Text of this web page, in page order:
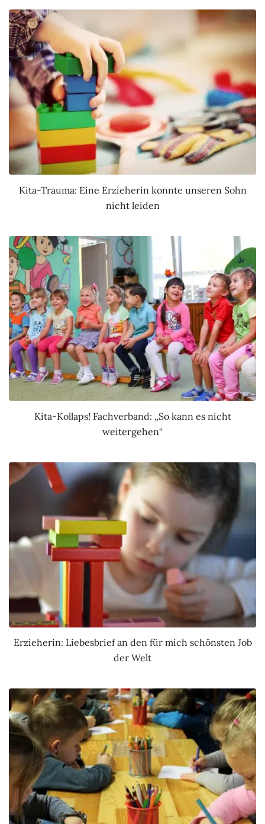
Kita-Trauma: Eine Erzieherin konnte unseren Sohn
nicht leiden
Kita-Kollaps! Fachverband: „So kann es nicht
weitergehen“
Erzieherin: Liebesbrief an den für mich schönsten Job
der Welt